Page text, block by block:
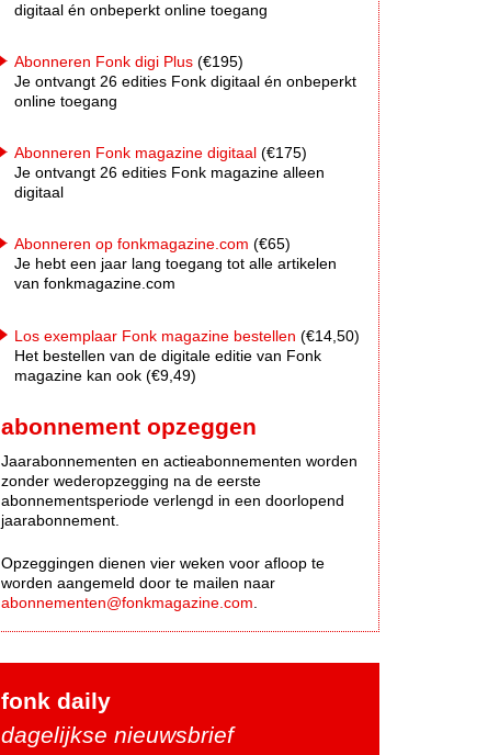
digitaal én onbeperkt online toegang
Abonneren Fonk digi Plus (€195)
Je ontvangt 26 edities Fonk digitaal én onbeperkt
online toegang
Abonneren Fonk magazine digitaal (€175)
Je ontvangt 26 edities Fonk magazine alleen
digitaal
Abonneren op fonkmagazine.com (€65)
Je hebt een jaar lang toegang tot alle artikelen
van fonkmagazine.com
Los exemplaar Fonk magazine bestellen (€14,50)
Het bestellen van de digitale editie van Fonk
magazine kan ook (€9,49)
abonnement opzeggen
Jaarabonnementen en actieabonnementen worden
zonder wederopzegging na de eerste
abonnementsperiode verlengd in een doorlopend
jaarabonnement.
Opzeggingen dienen vier weken voor afloop te
worden aangemeld door te mailen naar
abonnementen@fonkmagazine.com
fonk daily
dagelijkse nieuwsbrief